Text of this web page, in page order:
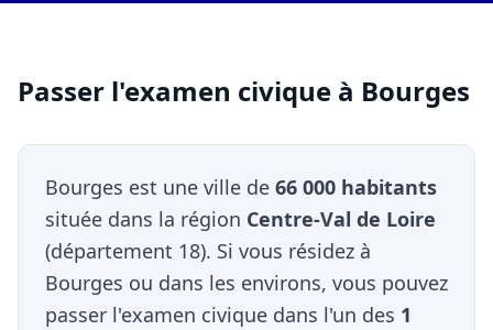
Passer l'examen civique à Bourges
Bourges est une ville de 66 000 habitants
située dans la région Centre-Val de Loire
(département 18). Si vous résidez à
Bourges ou dans les environs, vous pouvez
passer l'examen civique dans l'un des 1